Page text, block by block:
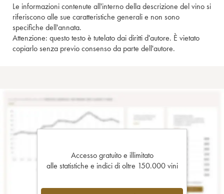
Le informazioni contenute all'interno della descrizione del vino si
riferiscono alle sue caratteristiche generali e non sono
specifiche dell'annata.
Attenzione: questo testo è tutelato dai diritti d'autore. È vietato
copiarlo senza previo consenso da parte dell'autore.
Accesso gratuito e illimitato
alle statistiche e indici di oltre 150.000 vini